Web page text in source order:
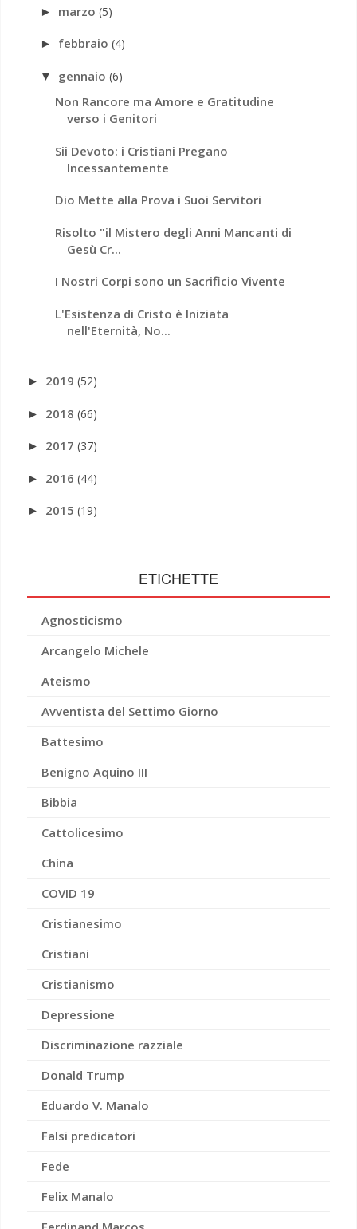
► marzo(5)
► febbraio(4)
▼ gennaio(6)
Non Rancore ma Amore e Gratitudine
verso i Genitori
Sii Devoto: i Cristiani Pregano
Incessantemente
Dio Mette alla Prova i Suoi Servitori
Risolto "il Mistero degli Anni Mancanti di
Gesù Cr...
I Nostri Corpi sono un Sacrificio Vivente
L'Esistenza di Cristo è Iniziata
nell'Eternità, No...
► 2019 (52)
► 2018 (66)
► 2017 (37)
► 2016 (44)
► 2015 (19)
ETICHETTE
Agnosticismo
Arcangelo Michele
Ateismo
Avventista del Settimo Giorno
Battesimo
Benigno Aquino III
Bibbia
Cattolicesimo
China
COVID 19
Cristianesimo
Cristiani
Cristianismo
Depressione
Discriminazione razziale
Donald Trump
Eduardo V. Manalo
Falsi predicatori
Fede
Felix Manalo